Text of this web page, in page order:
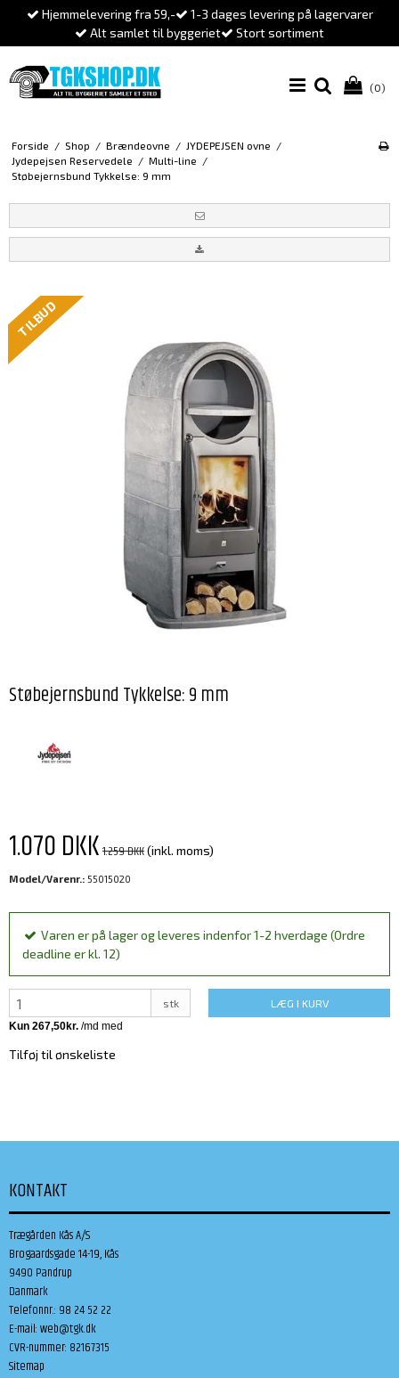
Hjemmelevering fra 59,-
1-3 dages levering på lagervarer
Alt samlet til byggeriet
Stort sortiment
(0)
Forside / Shop / Brændeovne / JYDEPEJSEN ovne /
Jydepejsen Reservedele / Multi-line /
Støbejernsbund Tykkelse: 9 mm
TILBUD
Støbejernsbund Tykkelse: 9 mm
1.070 DKK1.259 DKK(inkl. moms)
Model/Varenr.: 55015020
Varen er på lager og leveres indenfor 1-2 hverdage (Ordre
deadline er kl. 12)
stk LÆG I KURV
Tilføj til ønskeliste
KONTAKT
Trægården Kås A/S
Brogaardsgade 14-19, Kås
9490 Pandrup
Danmark
Telefonnr.: 98 24 52 22
E-mail:web@tgk.dk
CVR-nummer: 82167315
Sitemap